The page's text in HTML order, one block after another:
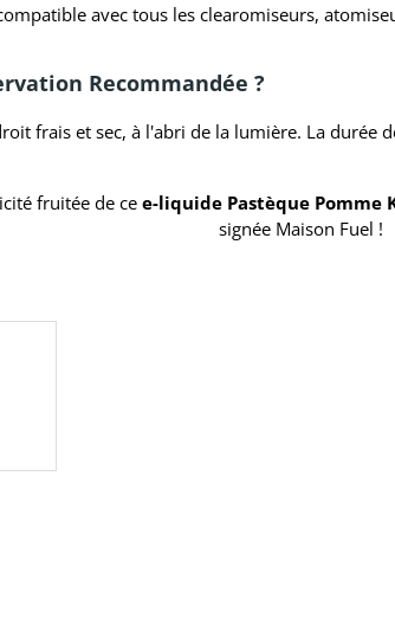
avec tous les clearomiseurs,
Recommandée ?
frais et sec, à l'abri de la lumière. La durée
fruitée de ce e-liquide Pastèque Pomme
signée Maison Fuel !